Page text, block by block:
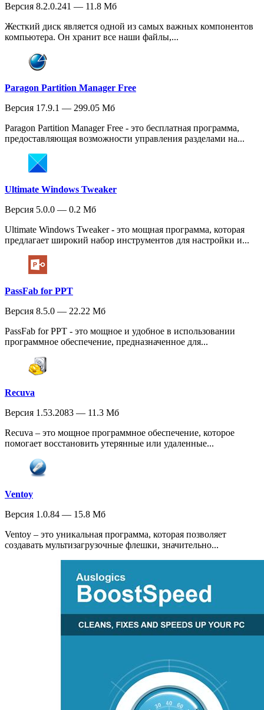
Версия 8.2.0.241 — 11.8 Мб
Жесткий диск является одной из самых важных компонентов
компьютера. Он хранит все наши файлы,...
Paragon Partition Manager Free
Версия 17.9.1 — 299.05 Мб
Paragon Partition Manager Free - это бесплатная программа,
предоставляющая возможности управления разделами на...
Ultimate Windows Tweaker
Версия 5.0.0 — 0.2 Мб
Ultimate Windows Tweaker - это мощная программа, которая
предлагает широкий набор инструментов для настройки и...
PassFab for PPT
Версия 8.5.0 — 22.22 Мб
PassFab for PPT - это мощное и удобное в использовании
программное обеспечение, предназначенное для...
Recuva
Версия 1.53.2083 — 11.3 Мб
Recuva – это мощное программное обеспечение, которое
помогает восстановить утерянные или удаленные...
Ventoy
Версия 1.0.84 — 15.8 Мб
Ventoy – это уникальная программа, которая позволяет
создавать мультизагрузочные флешки, значительно...